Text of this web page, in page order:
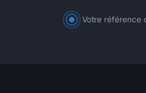
Votre référence